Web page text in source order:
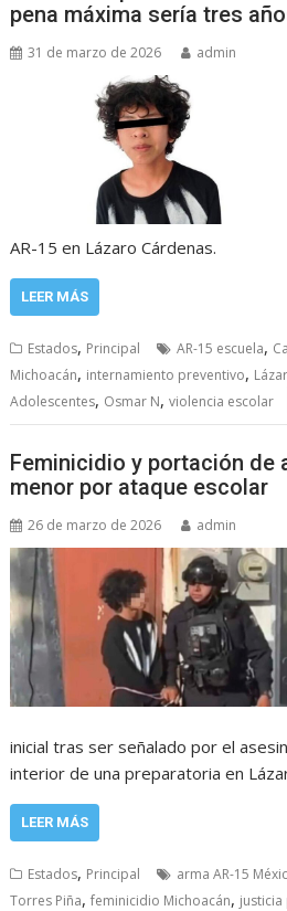
pena máxima sería tres
31 de marzo de 2026 admin
AR-15 en Lázaro Cárdenas.
LEER MÁS
Estados, Principal AR-15 escuela,
Michoacán, internamiento preventivo,
Adolescentes, Osmar N,violencia escolar
Feminicidio y portación de
menor por ataque escolar
26 de marzo de 2026 admin
inicial tras ser señalado por el
interior de una preparatoria en
LEER MÁS
Estados, Principal arma AR-15
Torres Piña,feminicidio Michoacán,